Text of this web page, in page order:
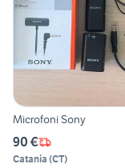
Microfoni Sony
90 €
Catania (CT)